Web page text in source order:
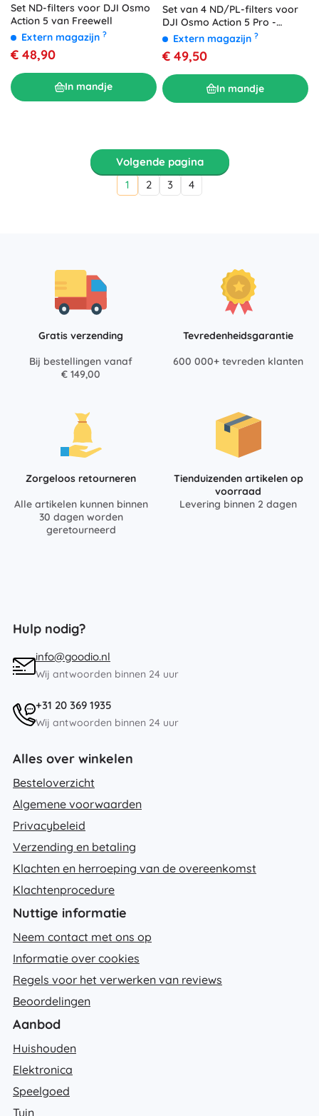
Set ND-filters voor DJI Osmo
Action 5 van Freewell
Extern magazijn ?
€ 48,90
In mandje
Set van 4 ND/PL-filters voor
DJI Osmo Action 5 Pro -
Freewell
Extern magazijn ?
€ 49,50
In mandje
Volgende pagina
1
2 3 4
Gratis verzending
Bij bestellingen vanaf
€ 149,00
Tevredenheidsgarantie
600 000+ tevreden klanten
Zorgeloos retourneren
Alle artikelen kunnen binnen
30 dagen worden
geretourneerd
Tienduizenden artikelen op
voorraad
Levering binnen 2 dagen
Hulp nodig?
info@goodio.nl
Wij antwoorden binnen 24 uur
+31 20 369 1935
Wij antwoorden binnen 24 uur
Alles over winkelen
Besteloverzicht
Algemene voorwaarden
Privacybeleid
Verzending en betaling
Klachten en herroeping van de overeenkomst
Klachtenprocedure
Nuttige informatie
Neem contact met ons op
Informatie over cookies
Regels voor het verwerken van reviews
Beoordelingen
Aanbod
Huishouden
Elektronica
Speelgoed
Tuin